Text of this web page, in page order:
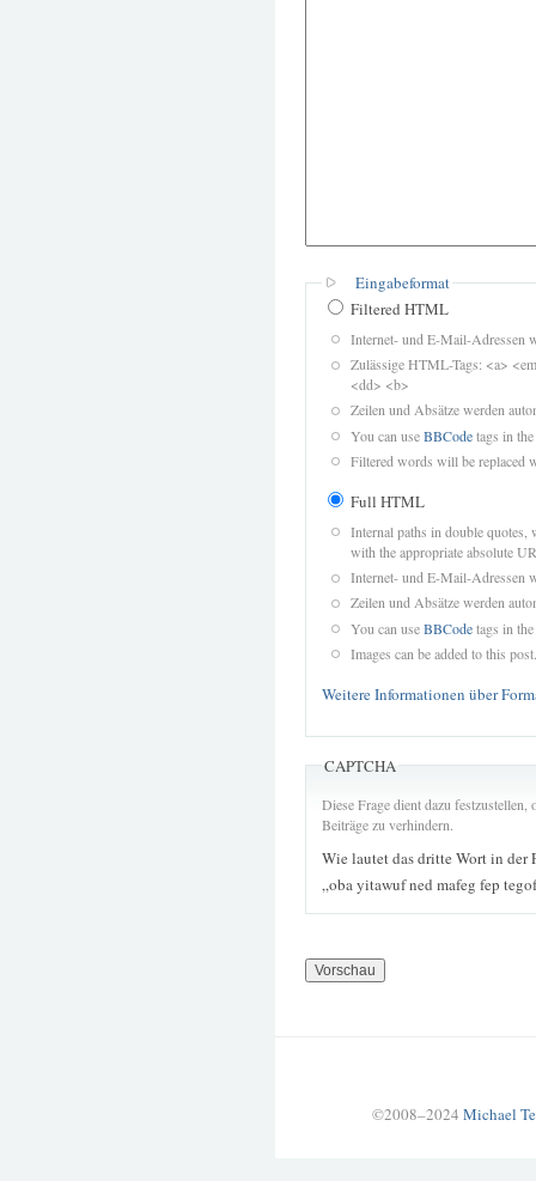
Eingabeformat
Filtered HTML
Internet- und E-Mail-Adressen
Zulässige HTML-Tags: <a>
<dd> <b>
Zeilen und Absätze werden
You can useBBCodetags in
Filtered words will be replaced
Full HTML
Internal paths in double quotes,
with the appropriate absolute
Internet- und E-Mail-Adressen
Zeilen und Absätze werden
You can useBBCodetags in
Images can be added to this post.
Weitere Informationen über
CAPTCHA
Diese Frage dient dazu
Beiträge zu verhindern.
Wie lautet das dritte Wort in der
„oba yitawuf ned mafeg fep
©2008–2024 Michael